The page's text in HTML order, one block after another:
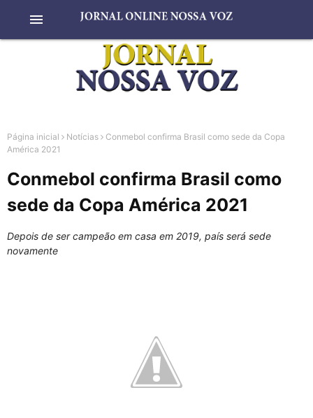
menu
Página inicial Notícias
Conmebol confirma Brasil como sede da Copa
América 2021
Conmebol confirma Brasil como
sede da Copa América 2021
Depois de ser campeão em casa em 2019, país será sede
novamente